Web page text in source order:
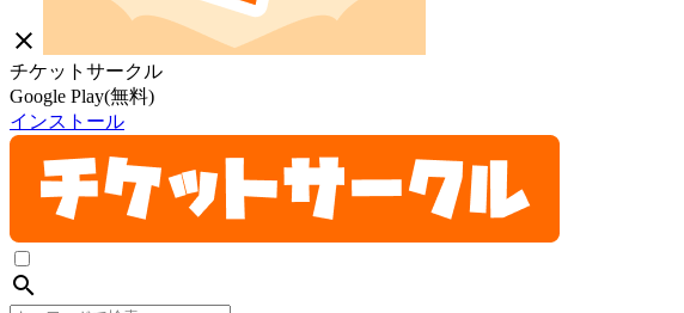
close
チケットサークル
Google Play(無料)
インストール
search